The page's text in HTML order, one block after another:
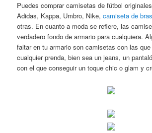
Puedes comprar camisetas de fútbol
Adidas, Kappa, Umbro, Nike,camiseta de
otras. En cuanto a moda se refiere, las
verdadero fondo de armario para cualquiera.
faltar en tu armario son camisetas con las
cualquier prenda, bien sea un jeans, un
con el que conseguir un toque chic o glam y